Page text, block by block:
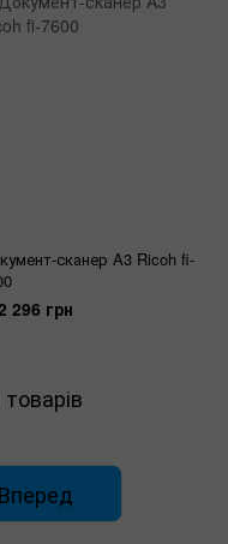
сканер A3 Ricoh fi-
296 грн
Вперед